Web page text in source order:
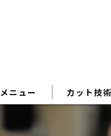
メニュー カット技